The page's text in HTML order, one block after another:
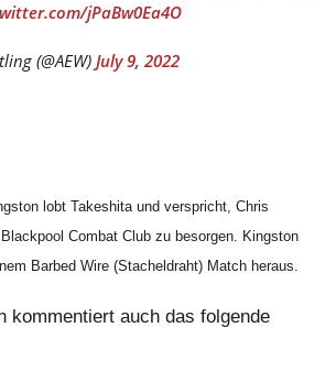
jPaBw0Ea4O
(@AEW) July 9, 2022
lobt Takeshita und verspricht, Chris
Combat Club zu besorgen. Kingston
Barbed Wire (Stacheldraht) Match heraus.
kommentiert auch das folgende